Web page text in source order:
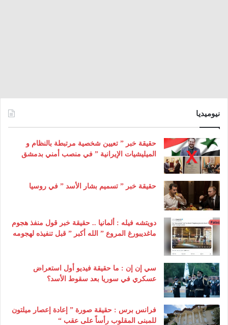
نيوميديا
حقيقة خبر ” تعيين شخصية مرتبطة بالنظام و
الميليشيات الإيرانية ” في منصب أمني بدمشق
حقيقة خبر ” تسميم بشار الأسد ” في روسيا
دويتشه فيله : ألمانيا .. حقيقة خبر قول منفذ هجوم
ماغديبورغ المروع ” الله أكبر ” قبل تنفيذه لهجومه
سي إن إن : ما حقيقة فيديو أول استعراض
عسكري في سوريا بعد سقوط الأسد؟
فرانس برس : حقيقة صورة ” إعادة إعصار ميلتون
للمبنى المقلوب رأساً على عقب “